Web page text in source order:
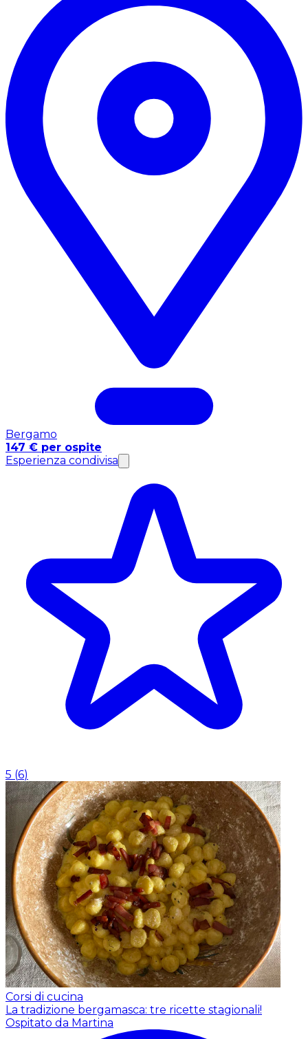
Bergamo
147 € per ospite
Esperienza condivisa
5 (6)
Corsi di cucina
La tradizione bergamasca: tre ricette stagionali!
Ospitato da Martina